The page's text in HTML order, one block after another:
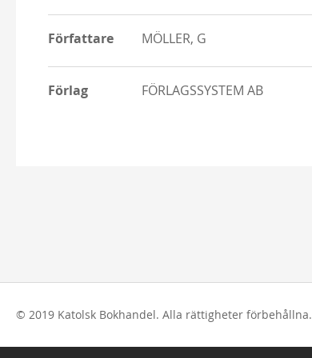
Författare MÖLLER, G
Förlag FÖRLAGSSYSTEM AB
© 2019 Katolsk Bokhandel. Alla rättigheter förbehållna.